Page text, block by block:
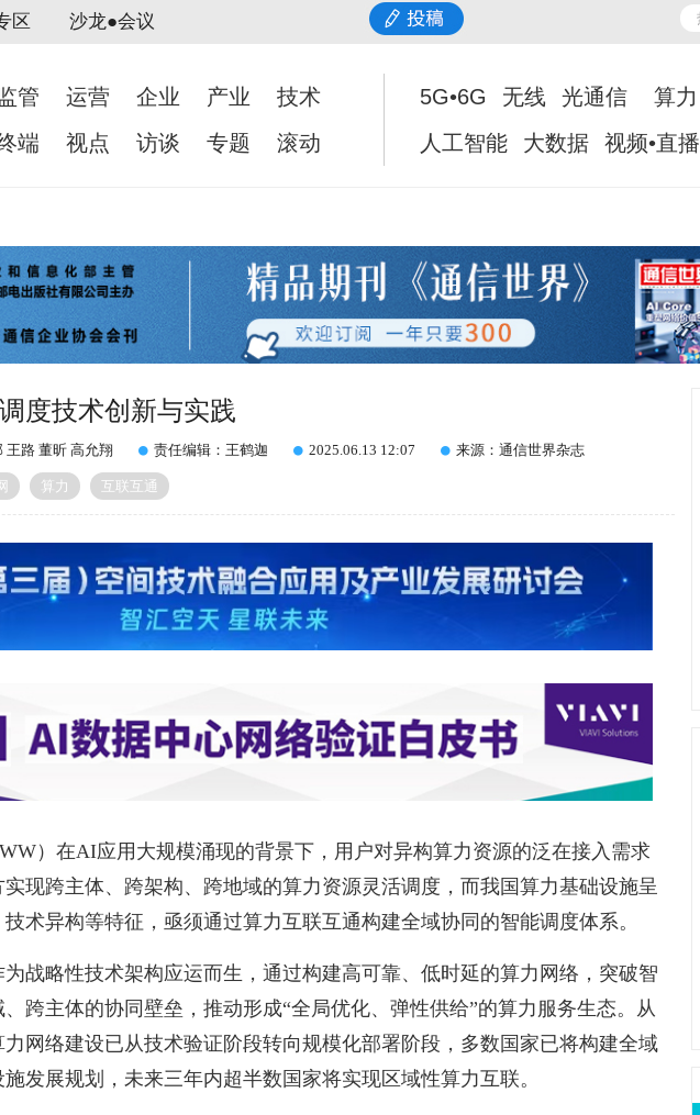
区 沙龙●会议
管 运营 企业 产业
技术
端
视点 访谈 专题 滚动
5G•6G 无线 光通信
算力
人工智能
大数据 视频•直播
度技术创新与实践
王路 董昕 高允翔 责任编辑：王鹤迦 2025.06.13 12:07 来源：通信世界杂志
算力 互联互通
） 在AI应用大规模涌现的背景下，用户对异构算力资源的泛在接入需求
现跨主体、跨架构、跨地域的算力资源灵活调度，而我国算力基础设施呈
术异构等特征，亟须通过算力互联互通构建全域协同的智能调度体系。
为战略性技术架构应运而生，通过构建高可靠、低时延的算力网络，突破智
跨主体的协同壁垒，推动形成“全局优化、弹性供给”的算力服务生态。从
网络建设已从技术验证阶段转向规模化部署阶段，多数国家已将构建全域
发展规划，未来三年内超半数国家将实现区域性算力互联。